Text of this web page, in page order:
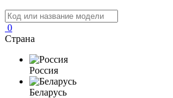
0
Страна
Россия
Беларусь